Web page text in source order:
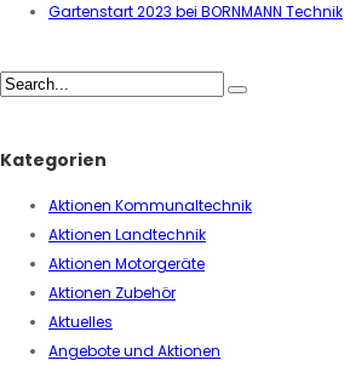
Gartenstart 2023 bei BORNMANN Technik
Kategorien
Aktionen Kommunaltechnik
Aktionen Landtechnik
Aktionen Motorgeräte
Aktionen Zubehör
Aktuelles
Angebote und Aktionen